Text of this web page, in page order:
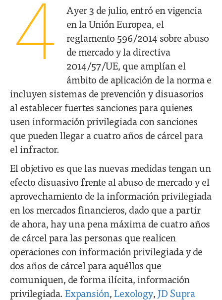
4
Ayer 3 de julio, entró en vigencia
en la Unión Europea, el
reglamento 596/2014 sobre abuso
de mercado y la directiva
2014/57/UE, que amplían el
ámbito de aplicación de la norma e
incluyen sistemas de prevención y disuasorios
al establecer fuertes sanciones para quienes
usen información privilegiada con sanciones
que pueden llegar a cuatro años de cárcel para
el infractor.
El objetivo es que las nuevas medidas tengan un
efecto disuasivo frente al abuso de mercado y el
aprovechamiento de la información privilegiada
en los mercados financieros, dado que a partir
de ahora, hay una pena máxima de cuatro años
de cárcel para las personas que realicen
operaciones con información privilegiada y de
dos años de cárcel para aquéllos que
comuniquen, de forma ilícita, información
privilegiada. Expansión,Lexology, JD Supra